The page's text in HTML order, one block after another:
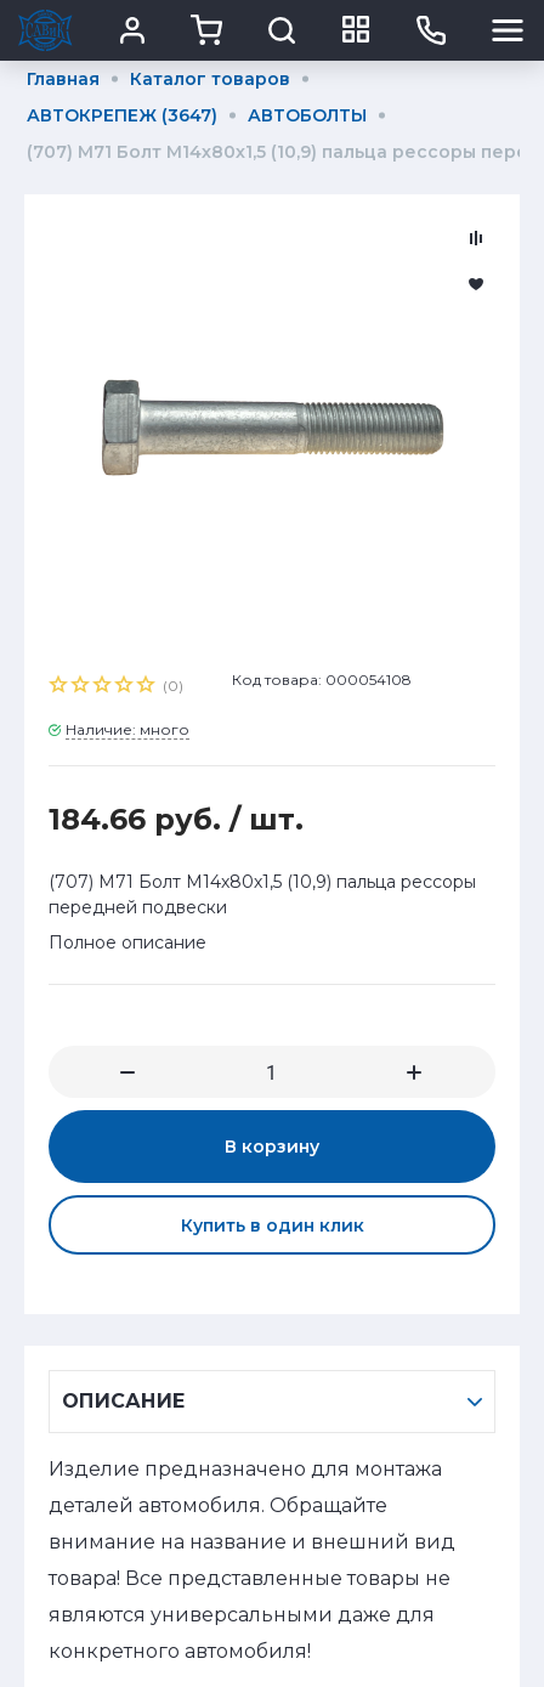
Главная
Каталог товаров
АВТОКРЕПЕЖ (3647)
АВТОБОЛТЫ
(707) М71 Болт М14х80х1,5 (10,9) пальца рессоры
(0) Код товара: 000054108
Наличие: много
184.66 руб. / шт.
(707) М71 Болт М14х80х1,5 (10,9) пальца рессоры
передней подвески
Полное описание
В корзину
Купить в один клик
ОПИСАНИЕ
Изделие предназначено для монтажа
деталей автомобиля. Обращайте
внимание на название и внешний вид
товара! Все представленные товары не
являются универсальными даже для
конкретного автомобиля!